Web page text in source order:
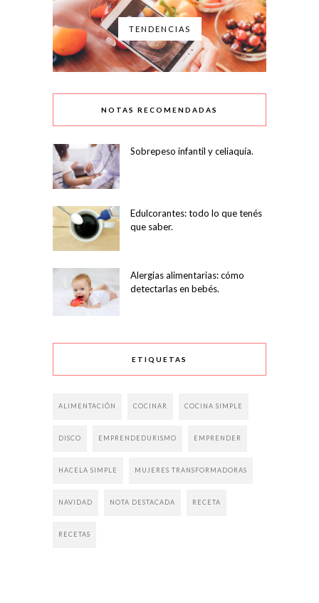
TENDENCIAS
NOTAS RECOMENDADAS
Sobrepeso infantil y celiaquía.
Edulcorantes: todo lo que tenés
que saber.
Alergias alimentarias: cómo
detectarlas en bebés.
ETIQUETAS
ALIMENTACIÓN COCINAR COCINA SIMPLE
DISCO EMPRENDEDURISMO EMPRENDER
HACELA SIMPLE MUJERES TRANSFORMADORAS
NAVIDAD NOTA DESTACADA RECETA
RECETAS